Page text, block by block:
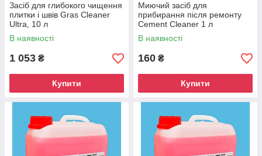
Засіб для глибокого чищення
плитки і швів Gras Cleaner
Ultra, 10 л
В наявності
1 053 ₴
Купити
Миючий засіб для
прибирання після ремонту
Cement Cleaner 1 л
В наявності
160 ₴
Купити